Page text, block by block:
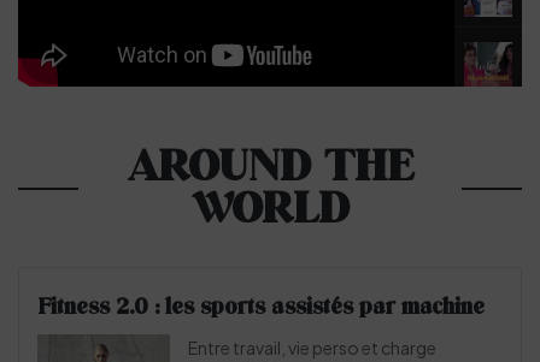
AROUND THE
WORLD
Fitness 2.0 : les sports assistés par machine
Entre travail, vie perso et charge